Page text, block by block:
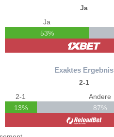
Ja
Ja
53%
Exaktes Ergebnis
2-1
2-1
13%
Andere
87%